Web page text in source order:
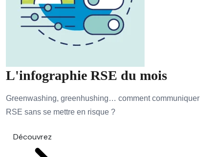
L'infographie RSE du mois
Greenwashing, greenhushing… comment communiquer
RSE sans se mettre en risque ?
Découvrez